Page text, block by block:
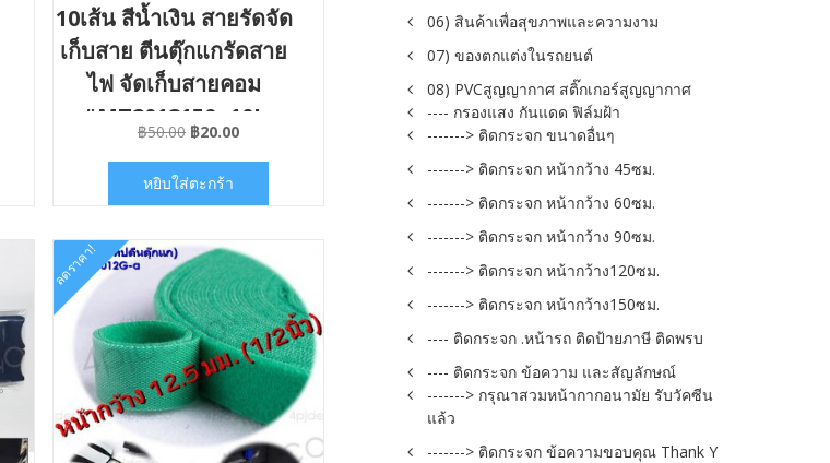
10เส้น สีน้ำเงิน สายรัดจัด
เก็บสาย ตีนตุ๊กแกรัดสาย
ไฟ จัดเก็บสายคอม
#MT2012150x10L
฿50.00 Original
was:
฿20.00Current
หยิบใส่ตะกร้า
ลดราคา!
06) สินค้าเพื่อสุขภาพและความงาม
07) ของตกแต่งในรถยนต์
08) PVCสูญญากาศ สติ๊กเกอร์สูญญากาศ
---- กรองแสง กันแดด ฟิล์มฝ้า
-------> ติดกระจก ขนาดอื่นๆ
-------> ติดกระจก หน้ากว้าง 45ซม.
-------> ติดกระจก หน้ากว้าง 60ซม.
-------> ติดกระจก หน้ากว้าง 90ซม.
-------> ติดกระจก หน้ากว้าง120ซม.
-------> ติดกระจก หน้ากว้าง150ซม.
---- ติดกระจก .หน้ารถ ติดป้ายภาษี ติดพรบ
---- ติดกระจก ข้อความ และสัญลักษณ์
-------> กรุณาสวมหน้ากากอนามัย รับวัคซีน
แล้ว
-------> ติดกระจก ข้อความขอบคุณ Thank Y